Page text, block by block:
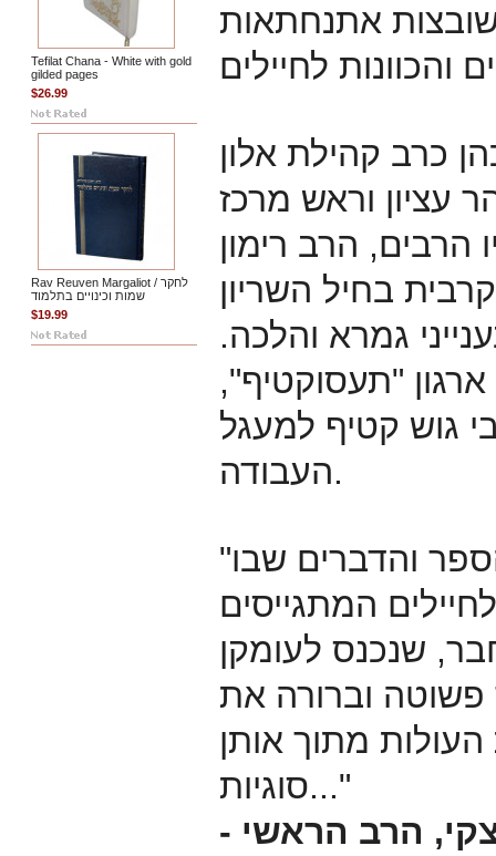
Tefilat Chana - White with gold
gilded pages
$26.99
Rav Reuven Margaliot / לחקר
שמות וכינויים בתלמוד
$19.99
אתנחתאות
כרב קהילת אלון
עציון וראש מרכז
הרבים, הרב רימון
גמרא והלכה.
"תעסוקטיף",
גוש קטיף למעגל
העבודה.
"קראתי מקצת מפרקי הספר והדברים שבו
המתגייסים
שנכנס לעומקן
פשוטה וברורה את
מתוך אותן
סוגיות..."
- הרב תת-אלוף אביחי רונצקי, הרב הראשי